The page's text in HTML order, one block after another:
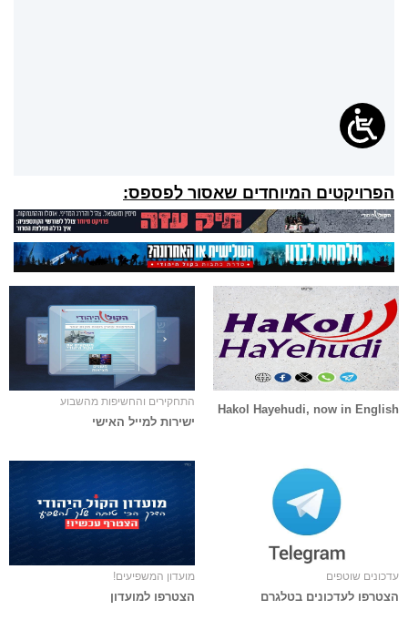
הפרויקטים המיוחדים שאסור לפספס:
Hakol Hayehudi, now in English
התחקירים והחשיפות מהשבוע
ישירות למייל האישי
עדכונים שוטפים
הצטרפו לעדכונים בטלגרם
מועדון המשפיעים!
הצטרפו למועדון